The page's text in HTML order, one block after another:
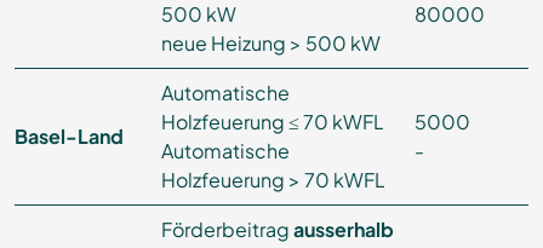
500 kW
neue Heizung > 500 kW
80000
Basel-Land
Automatische
Holzfeuerung ≤ 70 kWFL
Automatische
Holzfeuerung > 70 kWFL
5000
-
Förderbeitragausserhalb